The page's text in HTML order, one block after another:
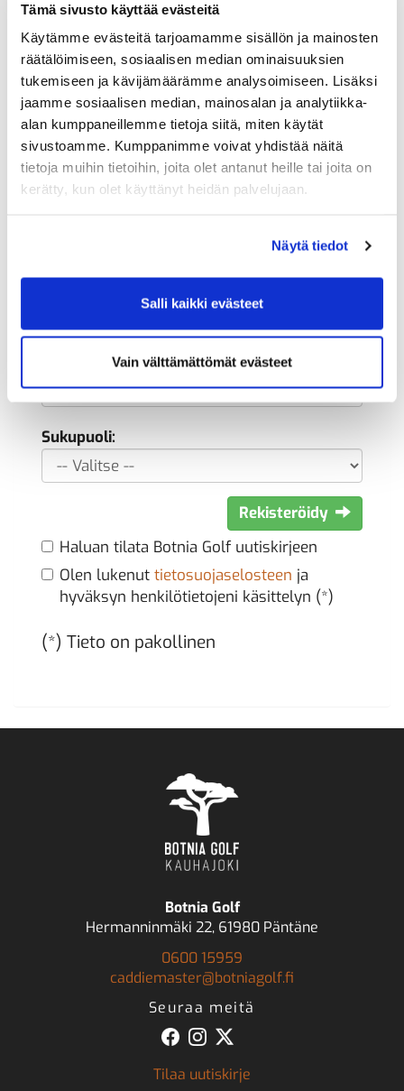
Tämä sivusto käyttää evästeitä
Käytämme evästeitä tarjoamamme sisällön ja mainosten
räätälöimiseen, sosiaalisen median ominaisuuksien
tukemiseen ja kävijämäärämme analysoimiseen. Lisäksi
jaamme sosiaalisen median, mainosalan ja analytiikka-
alan kumppaneillemme tietoja siitä, miten käytät
sivustoamme. Kumppanimme voivat yhdistää näitä
tietoja muihin tietoihin, joita olet antanut heille tai joita on
kerätty, kun olet käyttänyt heidän palvelujaan.
Näytä tiedot
Salli kaikki evästeet
Vain välttämättömät evästeet
Golf jäsenyys
Valitse seura:
Jäsennumero:
Syntymäaika: (*)
Sukupuoli:
Rekisteröidy
Haluan tilata Botnia Golf uutiskirjeen
Olen lukenut tietosuojaselosteen ja
hyväksyn henkilötietojeni käsittelyn (*)
(*) Tieto on pakollinen
Botnia Golf
Hermanninmäki 22, 61980 Päntäne
0600 15959
caddiemaster@botniagolf.fi
Seuraa meitä
Tilaa uutiskirje